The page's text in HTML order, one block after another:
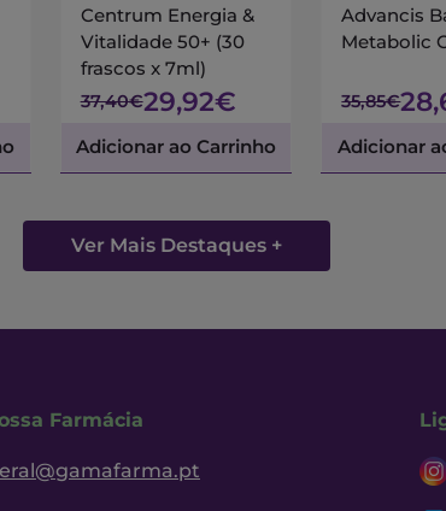
Centrum Energia &
Vitalidade 50+ (30
frascos x 7ml)
37,40€29,92€
Adicionar ao Carrinho
Advancis
Metabolic
35,85€
Adicionar
Ver Mais Destaques +
Farmácia